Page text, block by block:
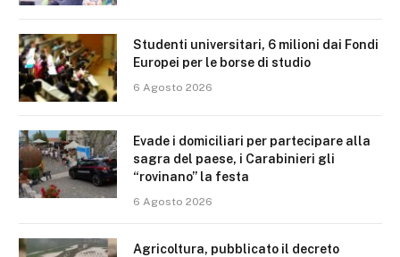
Studenti universitari, 6 milioni dai Fondi
Europei per le borse di studio
6 Agosto 2026
Evade i domiciliari per partecipare alla
sagra del paese, i Carabinieri gli
“rovinano” la festa
6 Agosto 2026
Agricoltura, pubblicato il decreto